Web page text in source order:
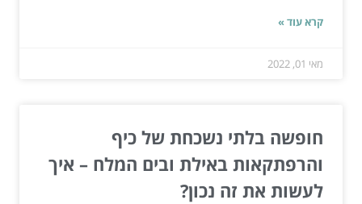
קרא עוד »
מאי 01, 2022
חופשה בלתי נשכחת של כיף
והרפתקאות באילת ובים המלח – איך
לעשות את זה נכון?